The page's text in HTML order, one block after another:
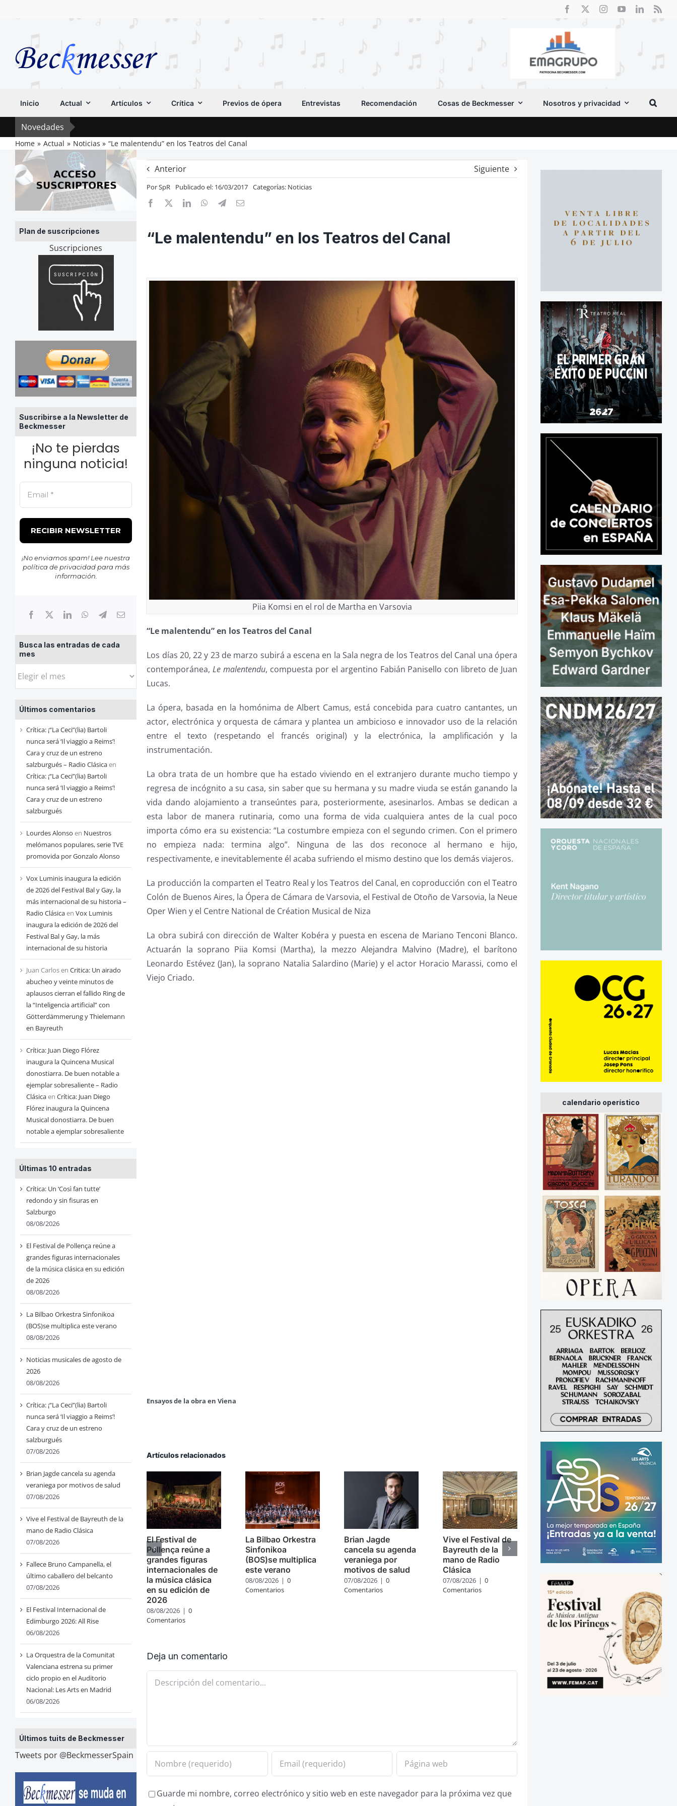
Inicio Actual Artículos Crítica Previos de ópera Entrevistas Recomendación Cosas de Beckmesser Nosotros y privacidad
Novedades
Home Actual Noticias “Le malentendu” en los Teatros del Canal
Plan de suscripciones
Suscripciones
Suscribirse a la Newsletter de
Beckmesser
¡No te pierdas
ninguna noticia!
¡No enviamos spam! Lee nuestra
política de privacidadpara más
información.
Busca las entradas de cada
mes
Busca
entradas
de
cada
mes
Últimos comentarios
Crítica: ¡“La Ceci”(lia) Bartoli
nunca será ‘Il viaggio a Reims’!
Cara y cruz de un estreno
salzburgués – Radio Clásicaen
Crítica: ¡“La Ceci”(lia) Bartoli
nunca será ‘Il viaggio a Reims’!
Cara y cruz de un estreno
salzburgués
Lourdes Alonso en Nuestros
melómanos populares, serie TVE
promovida por Gonzalo Alonso
Vox Luminis inaugura la edición
de 2026 del Festival Bal y Gay, la
más internacional de su historia –
Radio Clásicaen Vox Luminis
inaugura la edición de 2026 del
Festival Bal y Gay, la más
internacional de su historia
Juan Carlosen Critica: Un airado
abucheo y veinte minutos de
aplausos cierran el fallido Ring de
la “Inteligencia artificial” con
Götterdämmerung y Thielemann
en Bayreuth
Crítica: Juan Diego Flórez
inaugura la Quincena Musical
donostiarra. De buen notable a
ejemplar sobresaliente – Radio
Clásicaen Crítica: Juan Diego
Flórez inaugura la Quincena
Musical donostiarra. De buen
notable a ejemplar sobresaliente
Últimas 10 entradas
Crítica: Un ‘Così fan tutte’
redondo y sin fisuras en
Salzburgo
08/08/2026
El Festival de Pollença reúne a
grandes figuras internacionales
de la música clásica en su edición
de 2026
08/08/2026
La Bilbao Orkestra Sinfonikoa
(BOS)se multiplica este verano
08/08/2026
Noticias musicales de agosto de
2026
08/08/2026
Crítica: ¡“La Ceci”(lia) Bartoli
nunca será ‘Il viaggio a Reims’!
Cara y cruz de un estreno
salzburgués
07/08/2026
Brian Jagde cancela su agenda
veraniega por motivos de salud
07/08/2026
Vive el Festival de Bayreuth de la
mano de Radio Clásica
07/08/2026
Fallece Bruno Campanella, el
último caballero del belcanto
07/08/2026
El Festival Internacional de
Edimburgo 2026: All Rise
06/08/2026
La Orquestra de la Comunitat
Valenciana estrena su primer
ciclo propio en el Auditorio
Nacional: Les Arts en Madrid
06/08/2026
Últimos tuits de Beckmesser
Tweets por @BeckmesserSpain
Anterior Siguiente
PorSpR Publicado el: 16/03/2017 Categorías: Noticias
“Le malentendu” en los Teatros del Canal
Piia Komsi en el rol de Martha en Varsovia
“Le malentendu” en los Teatros del Canal
Los días 20, 22 y 23 de marzo subirá a escena en la Sala negra de los Teatros del Canal una ópera
contemporánea,Le malentendu, compuesta por el argentino Fabián Panisello con libreto de Juan
Lucas.
La ópera, basada en la homónima de Albert Camus, está concebida para cuatro cantantes, un
actor, electrónica y orquesta de cámara y plantea un ambicioso e innovador uso de la relación
entre el texto (respetando el francés original) y la electrónica, la amplificación y la
instrumentación.
La obra trata de un hombre que ha estado viviendo en el extranjero durante mucho tiempo y
regresa de incógnito a su casa, sin saber que su hermana y su madre viuda se están ganando la
vida dando alojamiento a transeúntes para, posteriormente, asesinarlos. Ambas se dedican a
esta labor de manera rutinaria, como una forma de vida cualquiera antes de la cual poco
importa cómo era su existencia: “La costumbre empieza con el segundo crimen. Con el primero
no empieza nada: termina algo”. Ninguna de las dos reconoce al hermano e hijo,
respectivamente, e inevitablemente él acaba sufriendo el mismo destino que los demás viajeros.
La producción la comparten el Teatro Real y los Teatros del Canal, en coproducción con el Teatro
Colón de Buenos Aires, la Ópera de Cámara de Varsovia, el Festival de Otoño de Varsovia, la Neue
Oper Wien y el Centre National de Création Musical de Niza
La obra subirá con dirección de Walter Kobéra y puesta en escena de Mariano Tenconi Blanco.
Actuarán la soprano Piia Komsi (Martha), la mezzo Alejandra Malvino (Madre), el barítono
Leonardo Estévez (Jan), la soprano Natalia Salardino (Marie) y el actor Horacio Marassi, como el
Viejo Criado.
Ensayos de la obra en Viena
Artículos relacionados
El Festival de
Pollença reúne a
grandes figuras
internacionales de
la música clásica
en su edición de
2026
08/08/2026 | 0
Comentarios
La Bilbao Orkestra
Sinfonikoa
(BOS)se multiplica
este verano
08/08/2026 | 0
Comentarios
Brian Jagde
cancela su agenda
veraniega por
motivos de salud
07/08/2026 | 0
Comentarios
Vive el Festival de
Bayreuth de la
mano de Radio
Clásica
07/08/2026 | 0
Comentarios
Deja un comentario
Comentario
Guarde mi nombre, correo electrónico y sitio web en este navegador para la próxima vez que
calendario operístico